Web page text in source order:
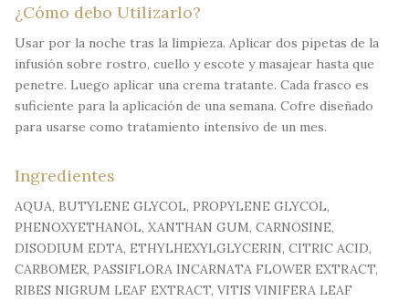
¿Cómo debo Utilizarlo?
Usar por la noche tras la limpieza. Aplicar dos pipetas de la
infusión sobre rostro, cuello y escote y masajear hasta que
penetre. Luego aplicar una crema tratante. Cada frasco es
suficiente para la aplicación de una semana. Cofre diseñado
para usarse como tratamiento intensivo de un mes.
Ingredientes
AQUA, BUTYLENE GLYCOL, PROPYLENE GLYCOL,
PHENOXYETHANOL, XANTHAN GUM, CARNOSINE,
DISODIUM EDTA, ETHYLHEXYLGLYCERIN, CITRIC ACID,
CARBOMER, PASSIFLORA INCARNATA FLOWER EXTRACT,
RIBES NIGRUM LEAF EXTRACT, VITIS VINIFERA LEAF